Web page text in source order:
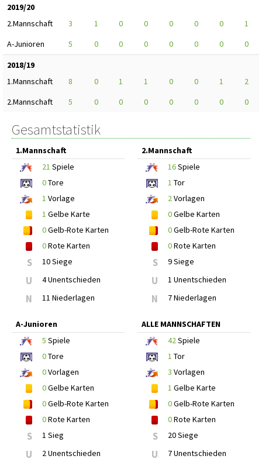
2019/20
2.Mannschaft
3 1 0 0 0 0 0
1
A-Junioren
5 0 0 0 0 0 0
0
2018/19
1.Mannschaft
8 0 1 1 0 0 1
2
2.Mannschaft
5 0 0 0 0 0 0 0
Gesamtstatistik
1.Mannschaft
21 Spiele
0Tore
1 Vorlage
1 Gelbe Karte
0Gelb-Rote Karten
0Rote Karten
S 10 Siege
U 4 Unentschieden
N 11 Niederlagen
2.Mannschaft
16Spiele
1 Tor
2Vorlagen
0Gelbe Karten
0Gelb-Rote Karten
0Rote Karten
S 9 Siege
U 1 Unentschieden
N 7 Niederlagen
A-Junioren
5 Spiele
0Tore
0Vorlagen
0Gelbe Karten
0Gelb-Rote Karten
0Rote Karten
S 1 Sieg
U 2 Unentschieden
ALLE MANNSCHAFTEN
42Spiele
1 Tor
3 Vorlagen
1 Gelbe Karte
0Gelb-Rote Karten
0Rote Karten
S 20 Siege
U 7 Unentschieden